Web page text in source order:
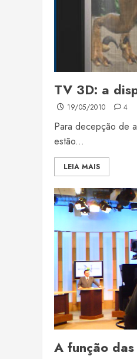
TV 3D: a
19/05/2010 4
Para decepção de
estão...
LEIA MAIS
A função